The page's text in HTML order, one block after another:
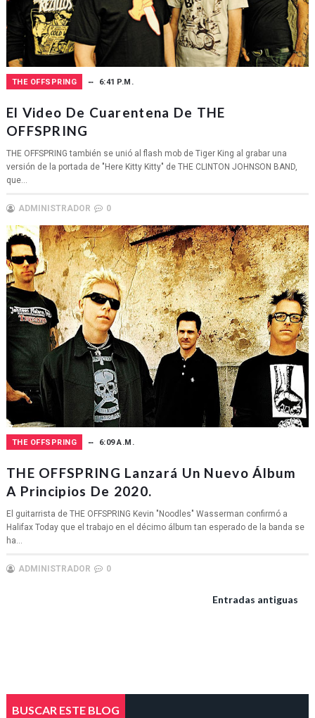
THE OFFSPRING 6:41 P.M.
El Video De Cuarentena De THE
OFFSPRING
THE OFFSPRING también se unió al flash mob de Tiger King al grabar una
versión de la portada de "Here Kitty Kitty" de THE CLINTON JOHNSON BAND,
que...
ADMINISTRADOR 0
THE OFFSPRING 6:09 A.M.
THE OFFSPRING Lanzará Un Nuevo Álbum
A Principios De 2020.
El guitarrista de THE OFFSPRING Kevin "Noodles" Wasserman confirmó a
Halifax Today que el trabajo en el décimo álbum tan esperado de la banda se
ha...
ADMINISTRADOR 0
Entradas antiguas
BUSCAR ESTE BLOG